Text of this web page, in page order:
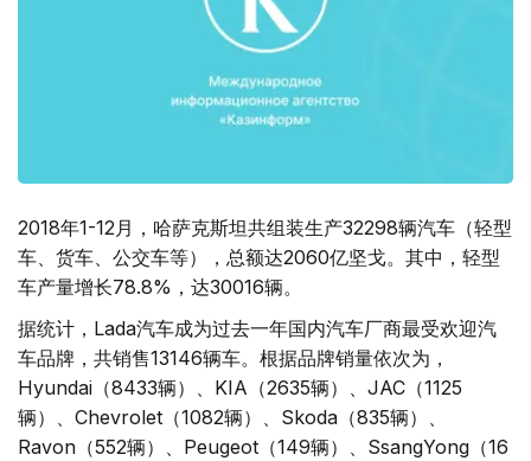
2018年1-12月，哈萨克斯坦共组装生产32298辆汽车（轻型
车、货车、公交车等），总额达2060亿坚戈。其中，轻型
车产量增长78.8%，达30016辆。
据统计，Lada汽车成为过去一年国内汽车厂商最受欢迎汽
车品牌，共销售13146辆车。根据品牌销量依次为，
Hyundai（8433辆）、KIA（2635辆）、JAC（1125
辆）、Chevrolet（1082辆）、Skoda（835辆）、
Ravon（552辆）、Peugeot（149辆）、SsangYong（16